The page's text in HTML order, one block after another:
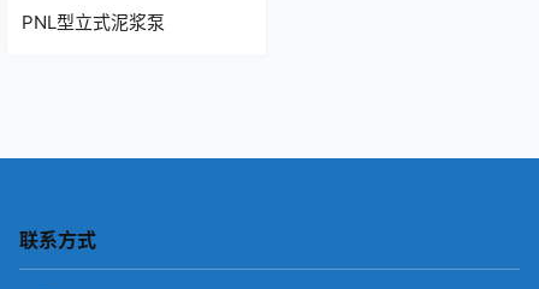
PNL型立式泥浆泵
联系方式